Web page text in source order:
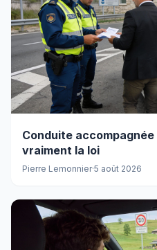
Conduite
vraiment la loi
Pierre Lemonnier·5 août 2026